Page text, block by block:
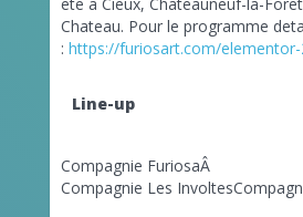
Chateau. Pour le programme
: https://furiosart.com/
Line-up
Compagnie FuriosaÂ
Compagnie Les